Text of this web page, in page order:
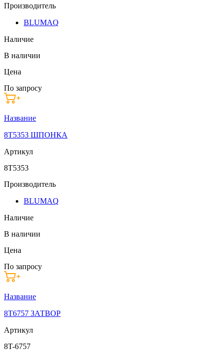
Производитель
BLUMAQ
Наличие
В наличии
Цена
По запросу
Название
8T5353 ШПОНКА
Артикул
8T5353
Производитель
BLUMAQ
Наличие
В наличии
Цена
По запросу
Название
8T6757 ЗАТВОР
Артикул
8T-6757